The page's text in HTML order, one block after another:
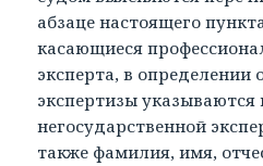
абзаце настоящего
касающиеся
эксперта, в определении
экспертизы
негосударственной
также фамилия, имя,